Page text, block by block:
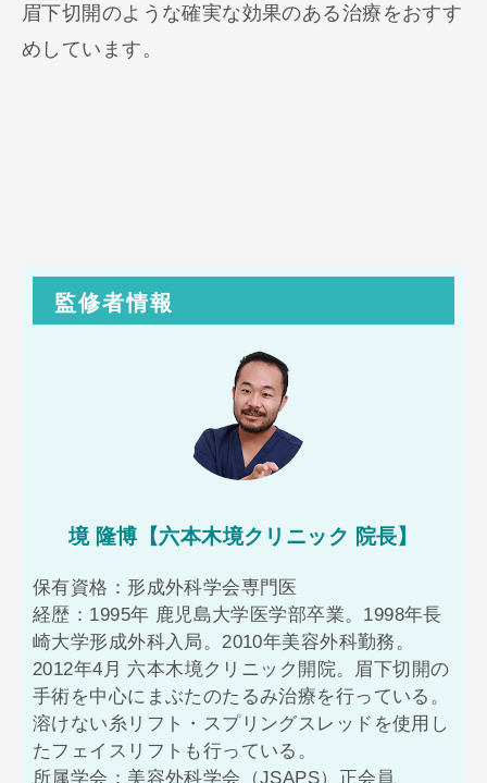
眉下切開のような確実な効果のある治療をおすす
めしています。
監修者情報
境 隆博【六本木境クリニック 院長】
保有資格：形成外科学会専門医
経歴：1995年 鹿児島大学医学部卒業。1998年長
崎大学形成外科入局。2010年美容外科勤務。
2012年4月 六本木境クリニック開院。眉下切開の
手術を中心にまぶたのたるみ治療を行っている。
溶けない糸リフト・スプリングスレッドを使用し
たフェイスリフトも行っている。
所属学会：美容外科学会（JSAPS）正会員